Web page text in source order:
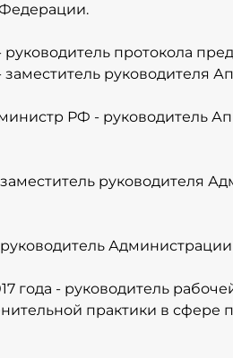
руководитель протокола
руководителя
министр РФ - руководитель
заместитель руководителя
руководитель
года - руководитель
практики в сфере